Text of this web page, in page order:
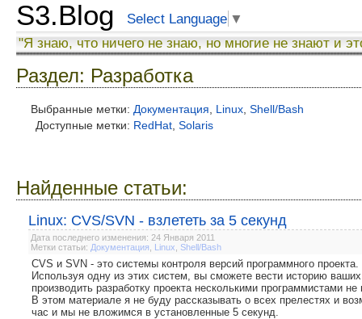
S3.Blog Select Language ▼
"Я знаю, что ничего не знаю, но многие не знают и
Раздел: Разработка
Выбранные метки: Документация Linux Shell/Bash
Доступные метки: RedHat Solaris
Найденные статьи:
Linux: CVS/SVN - взлететь за 5 секунд
Дата последнего изменения: 24 Января 2011
Метки статьи: Документация Linux Shell/Bash
CVS и SVN - это системы контроля версий программного проекта.
Используя одну из этих систем, вы сможете вести историю
производить разработку проекта несколькими программистами
В этом материале я не буду рассказывать о всех прелестях и
час и мы не вложимся в установленные 5 секунд.